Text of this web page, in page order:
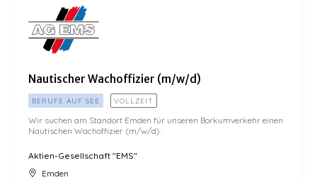
Nautischer Wachoffizier (m/w/d)
BERUFE AUF SEE VOLLZEIT
Wir suchen am Standort Emden für unseren Borkumverkehr einen
Nautischen Wachoffizier (m/w/d).
Aktien-Gesellschaft "EMS"
Emden